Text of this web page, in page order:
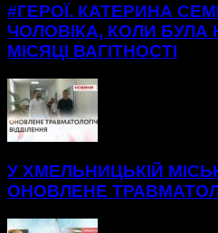
#ГЕРОЇ. КАТЕРИНА
ЧОЛОВІКА, КОЛИ
МІСЯЦІ ВАГІТНОСТІ
У ХМЕЛЬНИЦЬКІЙ
ОНОВЛЕНЕ